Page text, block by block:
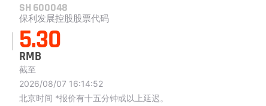
SH 600048
保利发展控股股票代码
5.30
RMB
截至
2026/08/07 16:14:52
北京时间 *报价有十五分钟或以上延迟。